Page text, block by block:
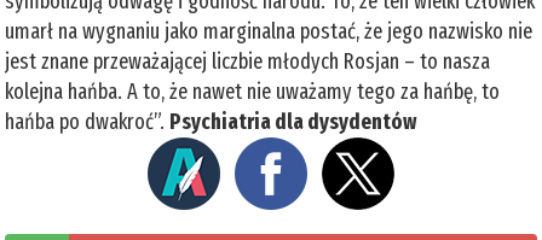
umarł na wygnaniu jako marginalna postać, że jego nazwisko nie
jest znane przeważającej liczbie młodych Rosjan – to nasza
kolejna hańba. A to, że nawet nie uważamy tego za hańbę, to
hańba po dwakroć”. Psychiatria dla dysydentów